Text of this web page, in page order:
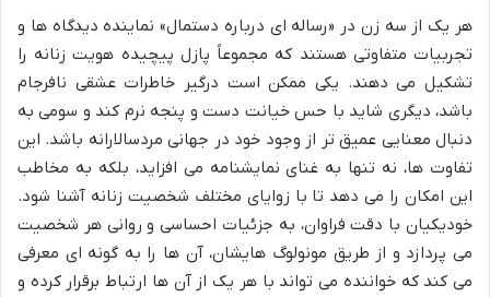
هر یک از سه زن در «رساله ای درباره دستمال» نماینده دیدگاه ها و
تجربیات متفاوتی هستند که مجموعاً پازل پیچیده هویت زنانه را
تشکیل می دهند. یکی ممکن است درگیر خاطرات عشقی نافرجام
باشد، دیگری شاید با حس خیانت دست و پنجه نرم کند و سومی به
دنبال معنایی عمیق تر از وجود خود در جهانی مردسالارانه باشد. این
تفاوت ها، نه تنها به غنای نمایشنامه می افزاید، بلکه به مخاطب
این امکان را می دهد تا با زوایای مختلف شخصیت زنانه آشنا شود.
خودیکیان با دقت فراوان، به جزئیات احساسی و روانی هر شخصیت
می پردازد و از طریق مونولوگ هایشان، آن ها را به گونه ای معرفی
می کند که خواننده می تواند با هر یک از آن ها ارتباط برقرار کرده و